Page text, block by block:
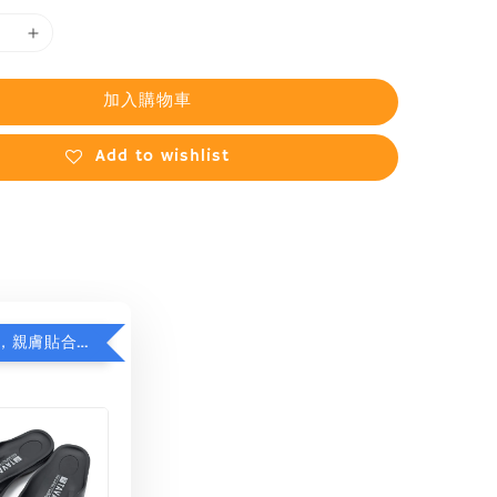
加入購物車
Add to wishlist
日本品牌拖，親膚貼合減足壓，超值加購75折！